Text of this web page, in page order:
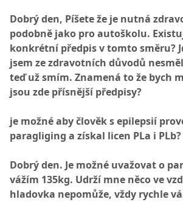
Dobrý den, Píšete že je nutná
podobně jako pro autoškolu.
konkrétní předpis v tomto směru?
jsem ze zdravotních důvodů
teď už smím. Znamená to že bych
jsou zde přísnější předpisy?
je možné aby člověk s epilepsií
paragliging a získal licen PLa i PLb?
Dobrý den. Je možné uvažovat o
vážím 135kg. Udrží mne něco ve
hladovka nepomůže, vždy rychle